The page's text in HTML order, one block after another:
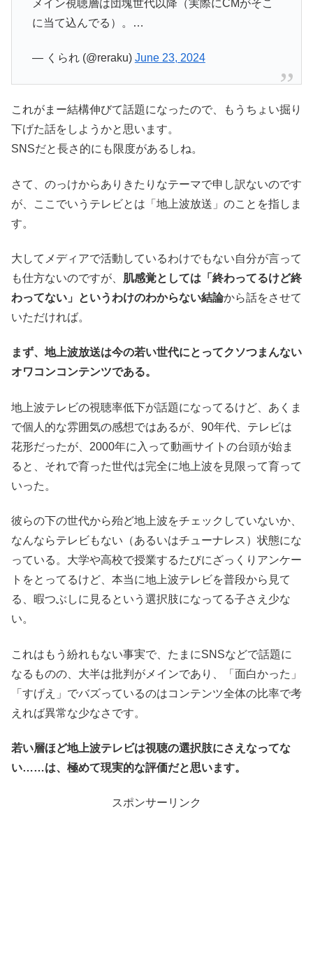
メイン視聴層は団塊世代以降（実際にCMがそこ
に当て込んでる）。…
— くられ (@reraku) June 23, 2024
これがまー結構伸びて話題になったので、もうちょい掘り
下げた話をしようかと思います。
SNSだと長さ的にも限度があるしね。
さて、のっけからありきたりなテーマで申し訳ないのです
が、ここでいうテレビとは「地上波放送」のことを指しま
す。
大してメディアで活動しているわけでもない自分が言って
も仕方ないのですが、 肌感覚としては「終わってるけど終
わってない」というわけのわからない結論から話をさせて
いただければ。
まず、地上波放送は今の若い世代にとってクソつまんない
オワコンコンテンツである。
地上波テレビの視聴率低下が話題になってるけど、あくま
で個人的な雰囲気の感想ではあるが、90年代、テレビは
花形だったが、2000年に入って動画サイトの台頭が始ま
ると、それで育った世代は完全に地上波を見限って育って
いった。
彼らの下の世代から殆ど地上波をチェックしていないか、
なんならテレビもない（あるいはチューナレス）状態にな
っている。大学や高校で授業するたびにざっくりアンケー
トをとってるけど、本当に地上波テレビを普段から見て
る、暇つぶしに見るという選択肢になってる子さえ少な
い。
これはもう紛れもない事実で、たまにSNSなどで話題に
なるものの、大半は批判がメインであり、「面白かった」
「すげえ」でバズっているのはコンテンツ全体の比率で考
えれば異常な少なさです。
若い層ほど地上波テレビは視聴の選択肢にさえなってな
い……は、極めて現実的な評価だと思います。
スポンサーリンク